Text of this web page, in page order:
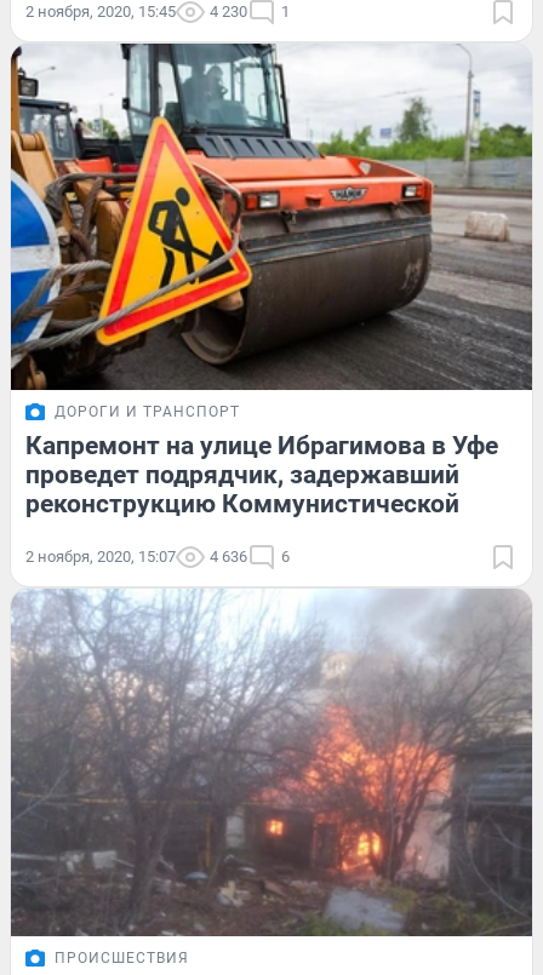
2 ноября, 2020, 15:45 4 230 1
ДОРОГИ И ТРАНСПОРТ
Капремонт на улице Ибрагимова в Уфе
проведет подрядчик, задержавший
реконструкцию Коммунистической
2 ноября, 2020, 15:07 4 636 6
ПРОИСШЕСТВИЯ